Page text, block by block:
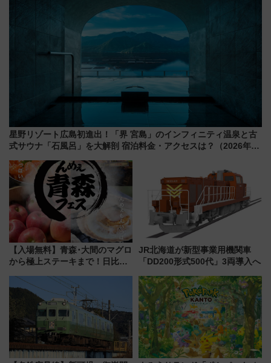
星野リゾート広島初進出！「界 宮島」のインフィニティ温泉と古
式サウナ「石風呂」を大解剖 宿泊料金・アクセスは？（2026年7
【入場無料】青森･大間のマグロ
から極上ステーキまで！日比谷
人気フードフェス「肉祭」が同
時開催に！
JR北海道が新型事業用機関車
「DD200形式500代」3両導入へ